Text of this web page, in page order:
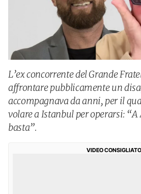
L’ex concorrente del Grande
affrontare pubblicamente un
accompagnava da anni, per il
volare a Istanbul per operarsi:
basta”.
VIDEO CONSIGLIATO